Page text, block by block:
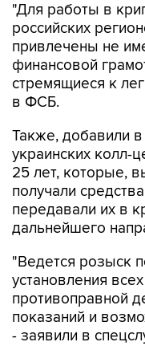
"Для работы в
российских
привлечены не
финансовой
стремящиеся к
в ФСБ.
Также, добавили
украинских колл-
25 лет, которые,
получали
передавали их в
дальнейшего
"Ведется розыск
установления
противоправной
показаний и
- заявили в